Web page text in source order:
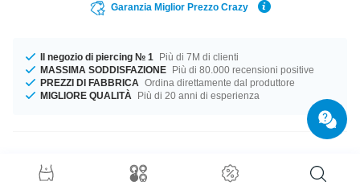
Garanzia Miglior Prezzo Crazy
Il negozio di piercing № 1
Più di 7M di clienti
MASSIMA SODDISFAZIONE Più di 80.000 recensioni positive
PREZZI DI FABBRICA Ordina direttamente dal produttore
MIGLIORE QUALITÀ
Più di 20 anni di esperienza
Dettagli prodotto